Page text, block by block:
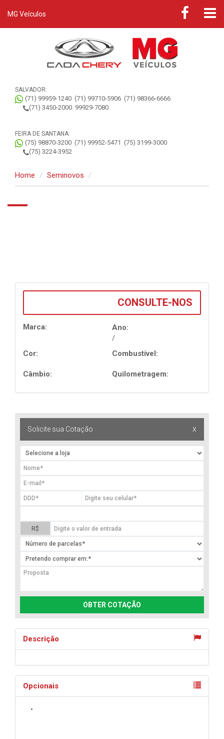
MG Veículos
SALVADOR:
(71) 99959-1240 (71) 99710-5906 (71) 98366-6666
(71) 3450-2000 99929-7080
FEIRA DE SANTANA:
(75) 98870-3200 (71) 99952-5471 (75) 3199-3000
(75) 3224-3952
Home Seminovos
CONSULTE-NOS
Marca:
Ano:
/
Cor:
Combustível:
Câmbio: Quilometragem:
Solicite sua Cotação x
R$
OBTER COTAÇÃO
Descrição
Opcionais
•